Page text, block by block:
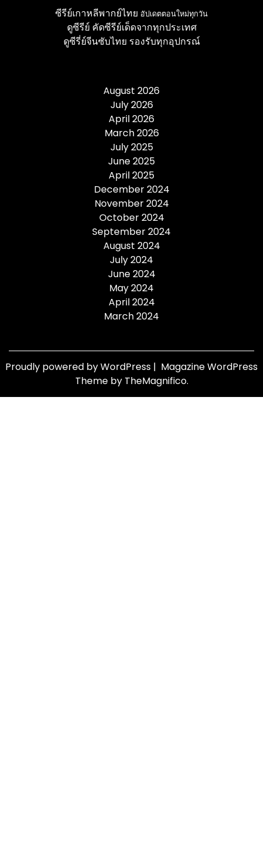
ซีรีย์เกาหลีพากย์ไทย อัปเดตตอนใหม่ทุกวัน
ดูซีรีย์ คัดซีรีย์เด็ดจากทุกประเทศ
ดูซีรี่ย์จีนซับไทย รองรับทุกอุปกรณ์
August 2026
July 2026
April 2026
March 2026
July 2025
June 2025
April 2025
December 2024
November 2024
October 2024
September 2024
August 2024
July 2024
June 2024
May 2024
April 2024
March 2024
Proudly powered by WordPress | Magazine WordPress
Theme by TheMagnifico.